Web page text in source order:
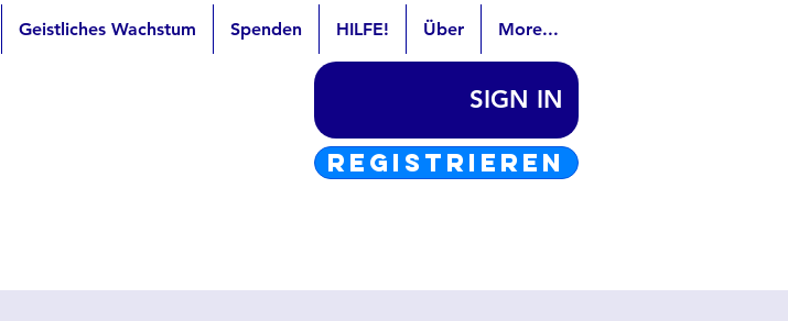
Geistliches Wachstum Spenden HILFE! Über More...
SIGN IN
REGISTRIEREN